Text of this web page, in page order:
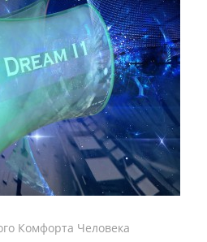
Комфорта Человека